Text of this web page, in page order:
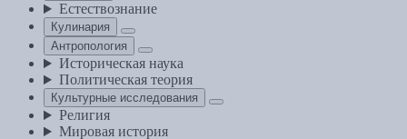
Естествознание
Кулинария
Антропология
Историческая наука
Политическая теория
Культурные исследования
Религия
Мировая история